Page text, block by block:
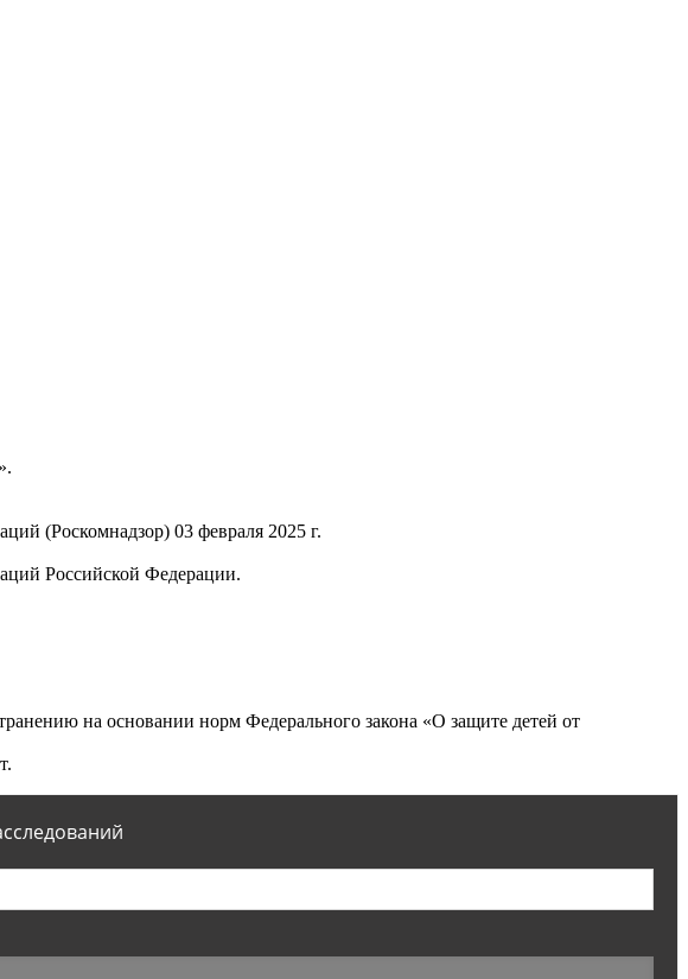
(Роскомнадзор) 03 февраля 2025 г.
Российской Федерации.
на основании норм Федерального закона «О защите детей от